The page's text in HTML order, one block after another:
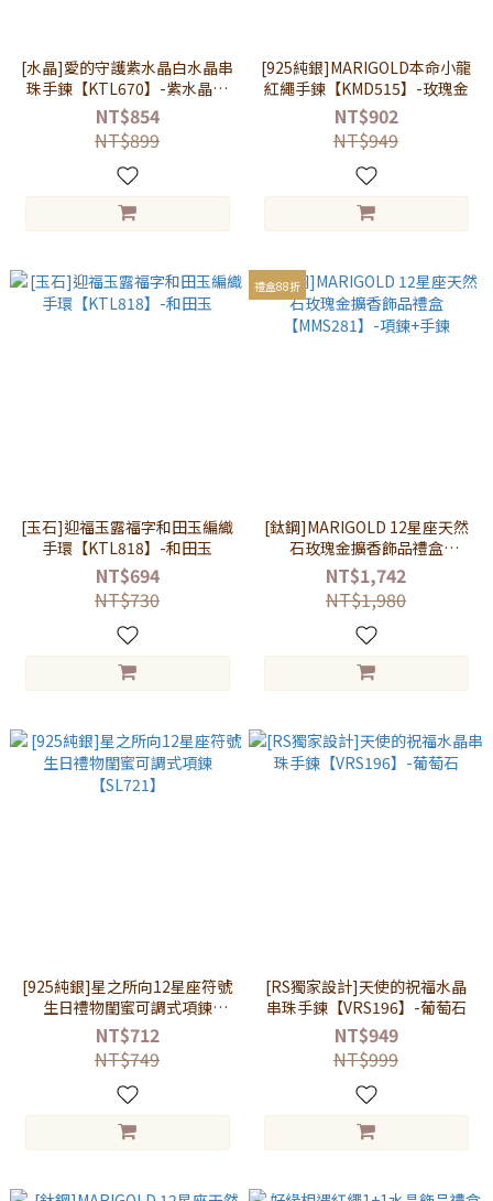
[水晶]愛的守護紫水晶白水晶串
珠手鍊【KTL670】-紫水晶白
水晶
NT$854
NT$899
[925純銀]MARIGOLD本命小龍
紅繩手鍊【KMD515】-玫瑰金
NT$902
NT$949
[玉石]迎福玉露福字和田玉編織
手環【KTL818】-和田玉
NT$694
NT$730
禮盒88折
[鈦鋼]MARIGOLD 12星座天然
石玫瑰金擴香飾品禮盒
【MMS281】-項鍊+手鍊
NT$1,742
NT$1,980
[925純銀]星之所向12星座符號
生日禮物閨蜜可調式項鍊
【SL721】
NT$712
NT$749
[RS獨家設計]天使的祝福水晶
串珠手鍊【VRS196】-葡萄石
NT$949
NT$999